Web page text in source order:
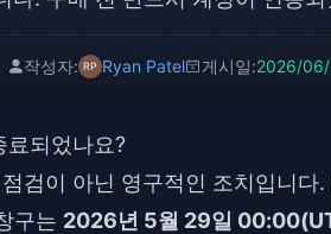
작성자: Ryan Patel 게시일:2026/
되었나요?
검이 아닌 영구적인 조치입니다.
구는 2026년 5월 29일